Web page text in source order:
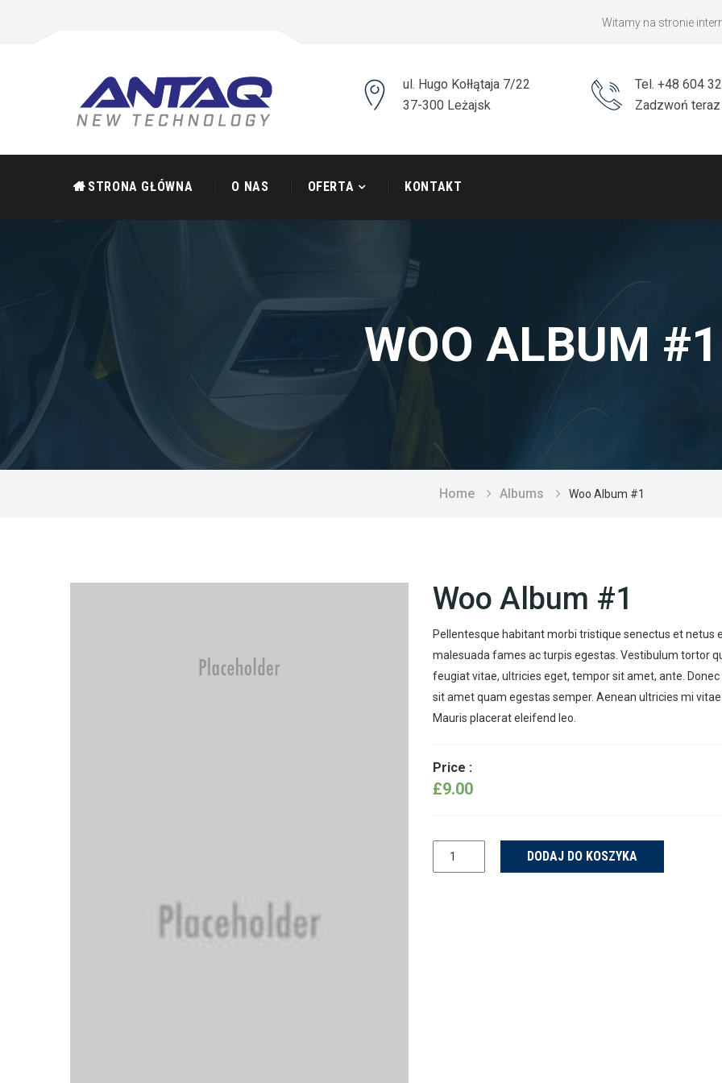
Witamy na stronie
ul. Hugo Kołłątaja 7/22
37-300 Leżajsk
Tel. +48 604
Zadzwoń teraz
STRONA GŁÓWNA O NAS OFERTA KONTAKT
WOO ALBUM #1
Home Albums Woo Album #1
Woo Album #1
Pellentesque habitant morbi tristique senectus et netus
malesuada fames ac turpis egestas. Vestibulum tortor
feugiat vitae, ultricies eget, tempor sit amet, ante. Donec
sit amet quam egestas semper. Aenean ultricies mi
Mauris placerat eleifend leo.
Price :
£9.00
ilość
Woo
DODAJ DO KOSZYKA